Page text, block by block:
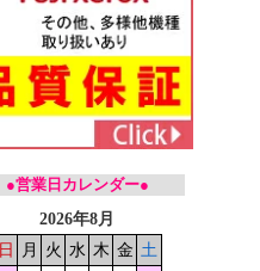
●営業日カレンダー●
2026年8月
日
月 火 水 木 金 土